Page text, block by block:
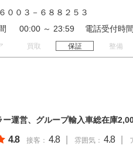
００３－６８８２５３
00:00 ～ 23:59 電話受付時間
買取 保証 整備
運営、グループ輸入車総在庫
4.8 接客： 4.8 雰囲気： 4.8